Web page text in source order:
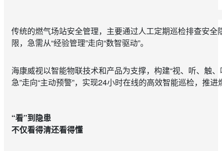
传统的燃气场站安全管理，主要通过人工定期巡检排查安
限，急需从“经验管理”走向“数智驱动”。
海康威视以智能物联技术和产品为支撑，构建“视、听、触
急”走向“主动预警”，实现24小时在线的高效智能巡检，推
“看”到隐患
不仅看得清还看得懂